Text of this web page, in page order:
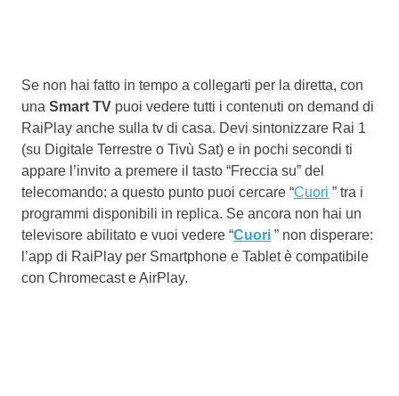
Se non hai fatto in tempo a collegarti per la diretta, con
una Smart TV puoi vedere tutti i contenuti on demand di
RaiPlay anche sulla tv di casa. Devi sintonizzare Rai 1
(su Digitale Terrestre o Tivù Sat) e in pochi secondi ti
appare l’invito a premere il tasto “Freccia su” del
telecomando: a questo punto puoi cercare “Cuori ” tra i
programmi disponibili in replica. Se ancora non hai un
televisore abilitato e vuoi vedere “Cuori ” non disperare:
l’app di RaiPlay per Smartphone e Tablet è compatibile
con Chromecast e AirPlay.